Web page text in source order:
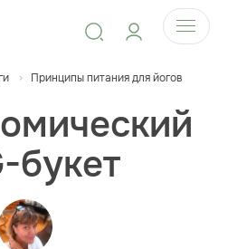
Принципы питания для йогов
букет